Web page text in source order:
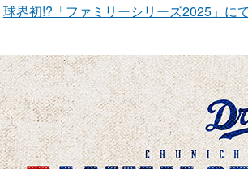
球界初!?「ファミリーシリーズ2025」に